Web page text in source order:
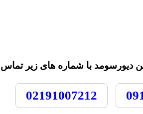
با شماره های زیر تماس
02191007212